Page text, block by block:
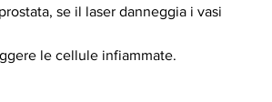
se il laser danneggia i vasi
le cellule infiammate.